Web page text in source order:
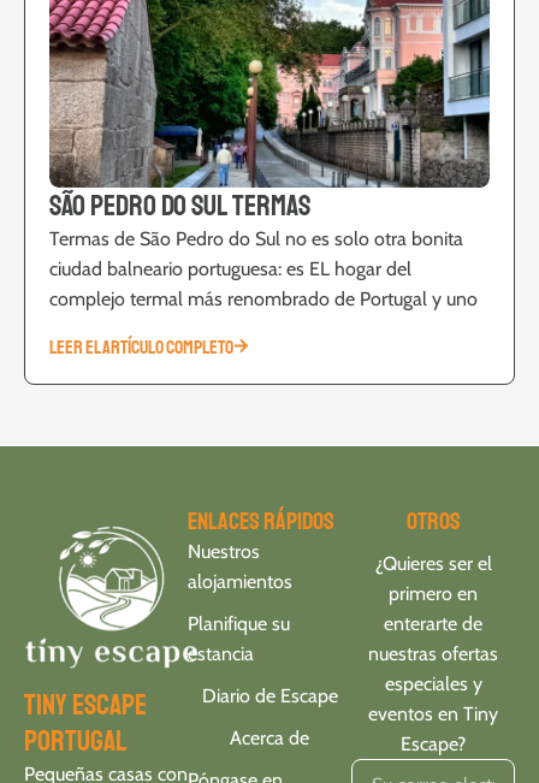
São Pedro do Sul Termas
Termas de São Pedro do Sul no es solo otra bonita
ciudad balneario portuguesa: es EL hogar del
complejo termal más renombrado de Portugal y uno
LEER EL ARTÍCULO COMPLETO
tiny escape
portugal
Pequeñas casas con
Enlaces rápidos
Nuestros
alojamientos
Planifique su
estancia
Diario de Escape
Acerca de
Otros
¿Quieres ser el
primero en
enterarte de
nuestras ofertas
especiales y
eventos en Tiny
Escape?